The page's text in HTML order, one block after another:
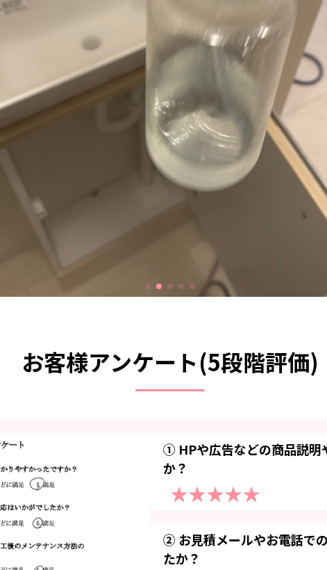
お客様アンケート(5段階評価)
① HPや広告などの商品説明
か？
★★★★★
② お見積メールやお電話で
たか？